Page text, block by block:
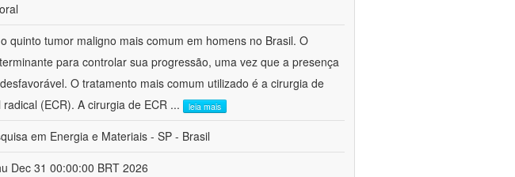
quinto tumor maligno mais comum em homens no Brasil. O
para controlar sua progressão, uma vez que a presença
O tratamento mais comum utilizado é a cirurgia de
(ECR). A cirurgia de ECR ... leia mais
em Energia e Materiais - SP - Brasil
Dec 31 00:00:00 BRT 2026